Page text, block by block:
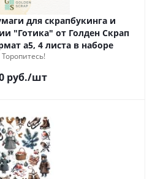
для скрапбукинга и
"Готика" от Голден Скрап
а5, 4 листа в наборе
Торопитесь!
руб./шт